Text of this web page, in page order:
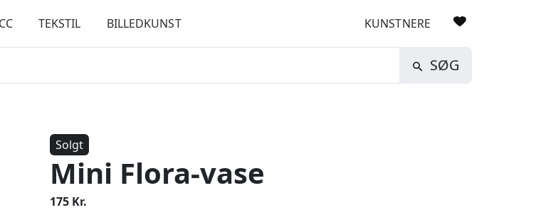
TEKSTIL BILLEDKUNST KUNSTNERE
SØG
Solgt
Mini Flora-vase
175 Kr.